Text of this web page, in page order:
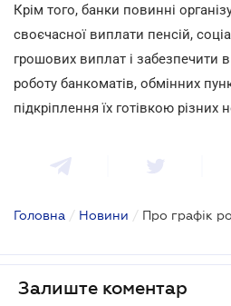
Крім того, банки повинні
своєчасної виплати пенсій,
грошових виплат і забезпечити в
роботу банкоматів, обмінних
підкріплення їх готівкою різних
Головна / Новини / Про графік
Залиште коментар